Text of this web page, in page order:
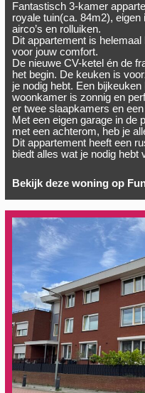
Fantastisch 3-kamer
royale tuin(ca. 84m2), eigen
airco’s en rolluiken.
Dit appartement is
voor jouw comfort.
De nieuwe CV-ketel én de
het begin. De keuken is
je nodig hebt. Een
woonkamer is zonnig en
er twee slaapkamers en
Met een eigen garage in de
met een achterom, heb je
Dit appartement heeft een
biedt alles wat je nodig hebt
Bekijk deze woning op